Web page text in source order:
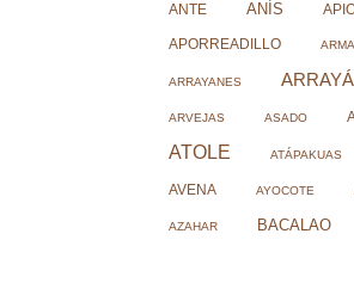
ANTE ANÍS
APORREADILLO
ARRAYANES
ARVEJAS ASADO
ATOLE ATÁPAKUAS
AVENA AYOCOTE
AZAHAR BACALAO